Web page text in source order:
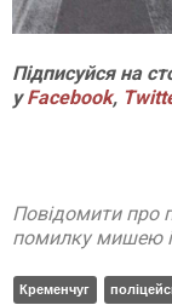
Підписуйся на
уFacebook,
Повідомити про
помилку мишею і
Кременчуг